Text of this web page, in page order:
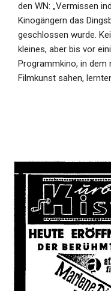
den WN: „Vermissen
Kinogängern das
geschlossen wurde.
kleines, aber bis vor
Programmkino, in
Filmkunst sahen,